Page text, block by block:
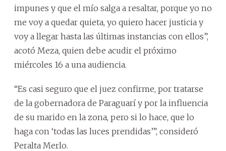
impunes y que el mío salga a resaltar, porque yo no
me voy a quedar quieta, yo quiero hacer justicia y
voy a llegar hasta las últimas instancias con ellos”,
acotó Meza, quien debe acudir el próximo
miércoles 16 a una audiencia.
“Es casi seguro que el juez confirme, por tratarse
de la gobernadora de Paraguarí y por la influencia
de su marido en la zona, pero si lo hace, que lo
haga con ‘todas las luces prendidas’”, consideró
Peralta Merlo.